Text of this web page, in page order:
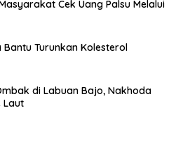
Cek Uang Palsu Melalui
Bantu Turunkan Kolesterol
di Labuan Bajo, Nakhoda
Laut